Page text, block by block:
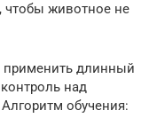
чтобы животное не
применить длинный
над
обучения: